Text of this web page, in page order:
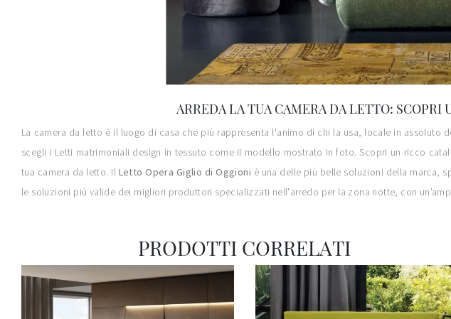
ARREDA LA TUA CAMERA DA LETTO:
La camera da letto è il luogo di casa che più rappresenta l'animo di chi la usa, locale in
scegli i Letti matrimoniali design in tessuto come il modello mostrato in foto. Scopri un ricco
tua camera da letto. Il Letto Opera Giglio di Oggioni è una delle più belle soluzioni della marca,
le soluzioni più valide dei migliori produttori specializzati nell'arredo per la zona notte, con
PRODOTTI CORRELATI